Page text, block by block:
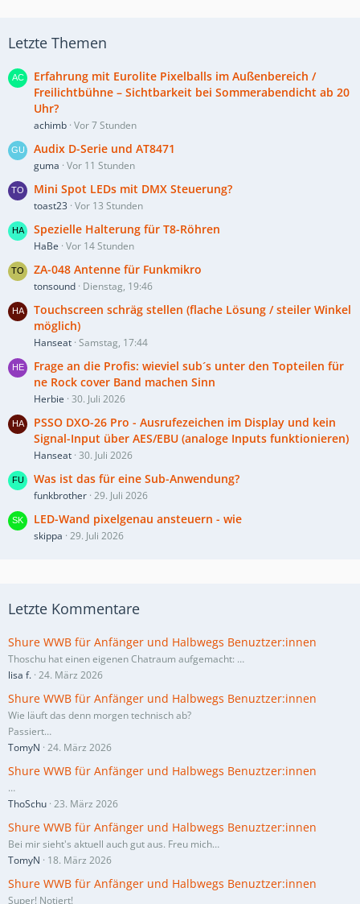
Letzte Themen
Erfahrung mit Eurolite Pixelballs im Außenbereich /
Freilichtbühne – Sichtbarkeit bei Sommerabendicht ab 20
Uhr?
achimb Vor 7 Stunden
Audix D-Serie und AT8471
guma Vor 11 Stunden
Mini Spot LEDs mit DMX Steuerung?
toast23 Vor 13 Stunden
Spezielle Halterung für T8-Röhren
HaBe Vor 14 Stunden
ZA-048 Antenne für Funkmikro
tonsound Dienstag, 19:46
Touchscreen schräg stellen (flache Lösung / steiler Winkel
möglich)
Hanseat Samstag, 17:44
Frage an die Profis: wieviel sub´s unter den Topteilen für
ne Rock cover Band machen Sinn
Herbie 30. Juli 2026
PSSO DXO-26 Pro - Ausrufezeichen im Display und kein
Signal-Input über AES/EBU (analoge Inputs funktionieren)
Hanseat 30. Juli 2026
Was ist das für eine Sub-Anwendung?
funkbrother 29. Juli 2026
LED-Wand pixelgenau ansteuern - wie
skippa 29. Juli 2026
Letzte Kommentare
Shure WWB für Anfänger und Halbwegs Benuztzer:innen
Thoschu hat einen eigenen Chatraum aufgemacht: …
lisa f. 24. März 2026
Shure WWB für Anfänger und Halbwegs Benuztzer:innen
Wie läuft das denn morgen technisch ab?
Passiert…
TomyN 24. März 2026
Shure WWB für Anfänger und Halbwegs Benuztzer:innen
…
ThoSchu 23. März 2026
Shure WWB für Anfänger und Halbwegs Benuztzer:innen
Bei mir sieht's aktuell auch gut aus. Freu mich…
TomyN
18. März 2026
Shure WWB für Anfänger und Halbwegs Benuztzer:innen
Super! Notiert!